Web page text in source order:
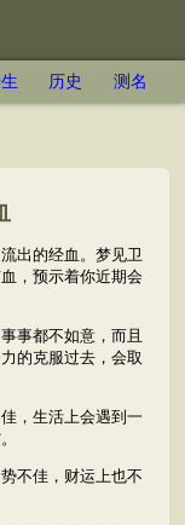
历史 测名
出的经血。梦见卫
，预示着你近期会
事都不如意，而且
的克服过去，会取
，生活上会遇到一
不佳，财运上也不